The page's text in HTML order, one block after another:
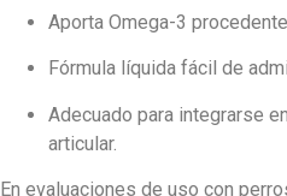
Aporta Omega-3
Fórmula líquida fácil de
Adecuado para integrarse
articular.
En evaluaciones de uso con